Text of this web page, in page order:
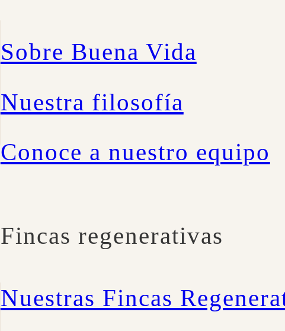
Sobre Buena Vida
Nuestra filosofía
Conoce a nuestro equipo
Fincas regenerativas
Nuestras Fincas